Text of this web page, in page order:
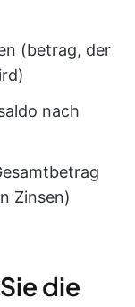
(betrag, der
nach
Zinsen)
die